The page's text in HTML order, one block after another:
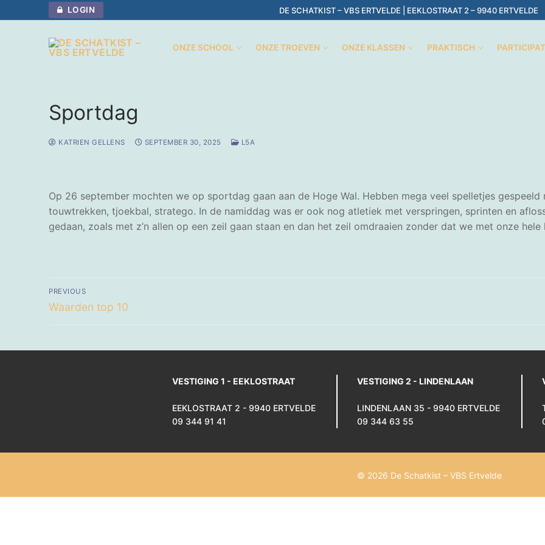
de
LOGIN DE SCHATKIST – VBS ERTVELDE | EEKLOSTRAAT 2 – 9940 ERTVELDE
ONZE SCHOOL ONZE TROEVEN ONZE KLASSEN PRAKTISCH
Sportdag
KATRIEN GELLENS SEPTEMBER 30, 2025 L5A
Op 26 september mochten we op sportdag gaan aan de Hoge Wal. Hebben mega veel spelletjes
touwtrekken, tjoekbal, stratego. In de namiddag was er ook nog atletiek met verspringen, sprinten en
gedaan, zoals met z’n allen op een zeil gaan staan en dan het zeil omdraaien zonder dat we met onze
Berichtnavigatie
PREVIOUS
Previous
Waarden top 10
VESTIGING 1 - EEKLOSTRAAT
EEKLOSTRAAT 2 - 9940 ERTVELDE
09 344 91 41
VESTIGING 2 - LINDENLAAN
LINDENLAAN 35 - 9940 ERTVELDE
09 344 63 55
© 2026 De Schatkist – VBS Ertvelde